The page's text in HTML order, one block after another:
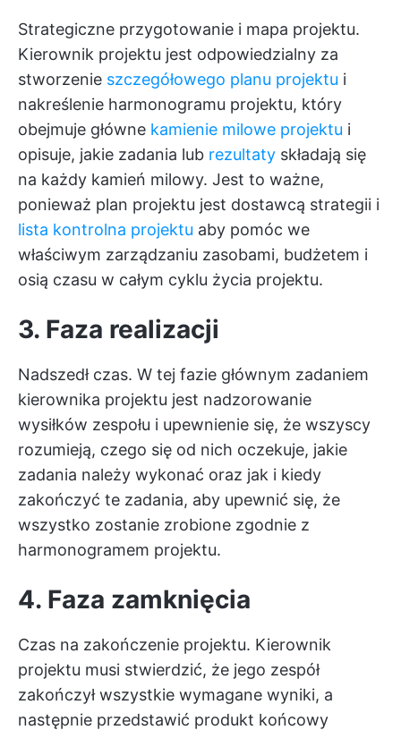
Strategiczne przygotowanie i mapa projektu.
Kierownik projektu jest odpowiedzialny za
stworzenie szczegółowego planu projektu i
nakreślenie harmonogramu projektu, który
obejmuje główne kamienie milowe projektu i
opisuje, jakie zadania lub rezultaty składają się
na każdy kamień milowy. Jest to ważne,
ponieważ plan projektu jest dostawcą strategii i
lista kontrolna projektu aby pomóc we
właściwym zarządzaniu zasobami, budżetem i
osią czasu w całym cyklu życia projektu.
3. Faza realizacji
Nadszedł czas. W tej fazie głównym zadaniem
kierownika projektu jest nadzorowanie
wysiłków zespołu i upewnienie się, że wszyscy
rozumieją, czego się od nich oczekuje, jakie
zadania należy wykonać oraz jak i kiedy
zakończyć te zadania, aby upewnić się, że
wszystko zostanie zrobione zgodnie z
harmonogramem projektu.
4. Faza zamknięcia
Czas na zakończenie projektu. Kierownik
projektu musi stwierdzić, że jego zespół
zakończył wszystkie wymagane wyniki, a
następnie przedstawić produkt końcowy